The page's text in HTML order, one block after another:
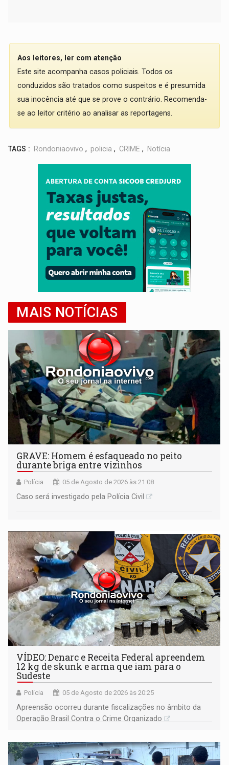
Aos leitores, ler com atenção
Este site acompanha casos policiais. Todos os
conduzidos são tratados como suspeitos e é presumida
sua inocência até que se prove o contrário. Recomenda-
se ao leitor critério ao analisar as reportagens.
TAGS : Rondoniaovivo , policia , CRIME , Notícia
MAIS NOTÍCIAS
GRAVE: Homem é esfaqueado no peito
durante briga entre vizinhos
Polícia 05 de Agosto de 2026 às 21:08
Caso será investigado pela Polícia Civil
VÍDEO: Denarc e Receita Federal apreendem
12 kg de skunk e arma que iam para o
Sudeste
Polícia 05 de Agosto de 2026 às 20:25
Apreensão ocorreu durante fiscalizações no âmbito da
Operação Brasil Contra o Crime Organizado